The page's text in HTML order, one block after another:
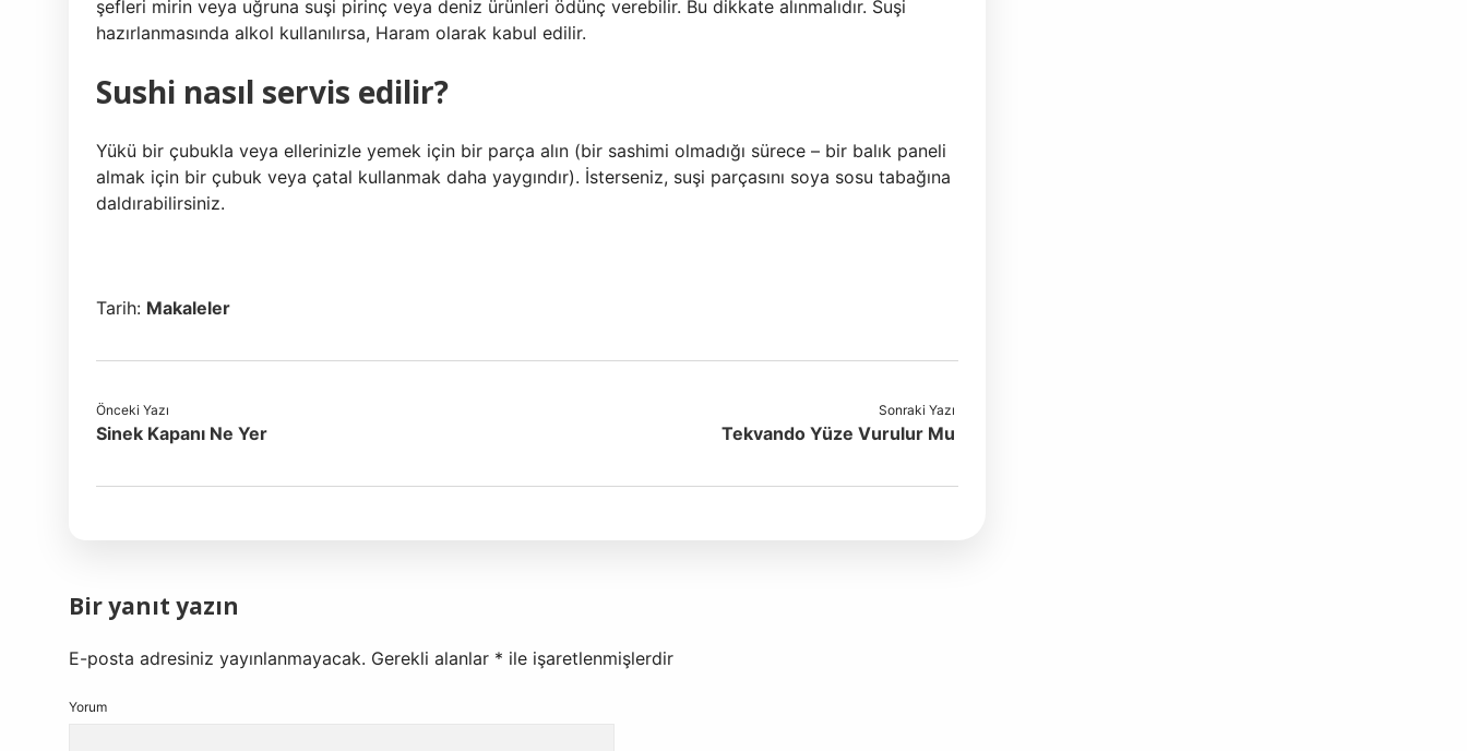
şefleri mirin veya uğruna suşi pirinç veya deniz ürünleri ödünç verebilir. Bu dikkate alınmalıdır. Suşi
hazırlanmasında alkol kullanılırsa, Haram olarak kabul edilir.
Sushi nasıl servis edilir?
Yükü bir çubukla veya ellerinizle yemek için bir parça alın (bir sashimi olmadığı sürece – bir balık paneli
almak için bir çubuk veya çatal kullanmak daha yaygındır). İsterseniz, suşi parçasını soya sosu tabağına
daldırabilirsiniz.
Tarih: Makaleler
Önceki Yazı
Sinek Kapanı Ne Yer
Sonraki Yazı
Tekvando Yüze Vurulur Mu
Bir yanıt yazın
E-posta adresiniz yayınlanmayacak. Gerekli alanlar * ile işaretlenmişlerdir
Yorum